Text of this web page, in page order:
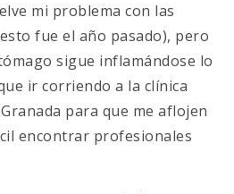
mi problema con las
fue el año pasado), pero
sigue inflamándose lo
ir corriendo a la clínica
para que me aflojen
encontrar profesionales